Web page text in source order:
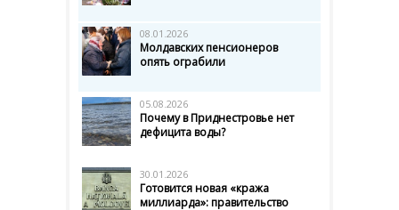
08.01.2026
Молдавских пенсионеров
опять ограбили
05.08.2026
Почему в Приднестровье нет
дефицита воды?
30.01.2026
Готовится новая «кража
миллиарда»: правительство